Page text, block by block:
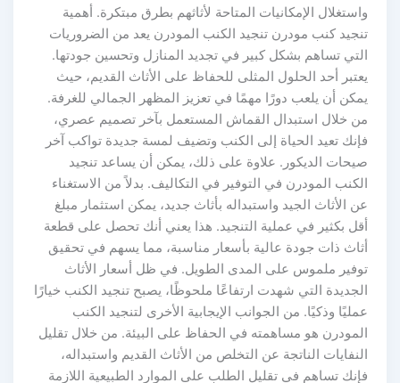
واستغلال الإمكانيات المتاحة لأثاثهم بطرق مبتكرة. أهمية
تنجيد كنب مودرن تنجيد الكنب المودرن يعد من الضروريات
التي تساهم بشكل كبير في تجديد المنازل وتحسين جودتها.
يعتبر أحد الحلول المثلى للحفاظ على الأثاث القديم، حيث
يمكن أن يلعب دورًا مهمًا في تعزيز المظهر الجمالي للغرفة.
من خلال استبدال القماش المستعمل بآخر تصميم عصري،
فإنك تعيد الحياة إلى الكنب وتضيف لمسة جديدة تواكب آخر
صيحات الديكور. علاوة على ذلك، يمكن أن يساعد تنجيد
الكنب المودرن في التوفير في التكاليف. بدلاً من الاستغناء
عن الأثاث الجيد واستبداله بأثاث جديد، يمكن استثمار مبلغ
أقل بكثير في عملية التنجيد. هذا يعني أنك تحصل على قطعة
أثاث ذات جودة عالية بأسعار مناسبة، مما يسهم في تحقيق
توفير ملموس على المدى الطويل. في ظل أسعار الأثاث
الجديدة التي شهدت ارتفاعًا ملحوظًا، يصبح تنجيد الكنب خيارًا
عمليًا وذكيًا. من الجوانب الإيجابية الأخرى لتنجيد الكنب
المودرن هو مساهمته في الحفاظ على البيئة. من خلال تقليل
النفايات الناتجة عن التخلص من الأثاث القديم واستبداله،
فإنك تساهم في تقليل الطلب على الموارد الطبيعية اللازمة